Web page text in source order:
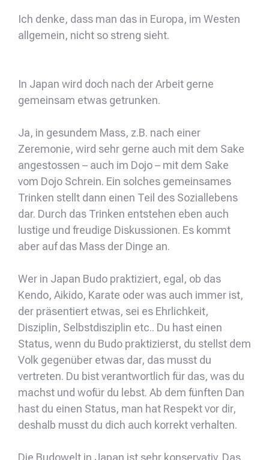
Ich denke, dass man das in Europa, im Westen
allgemein, nicht so streng sieht.
In Japan wird doch nach der Arbeit gerne
gemeinsam etwas getrunken.
Ja, in gesundem Mass, z.B. nach einer
Zeremonie, wird sehr gerne auch mit dem Sake
angestossen – auch im Dojo – mit dem Sake
vom Dojo Schrein. Ein solches gemeinsames
Trinken stellt dann einen Teil des Soziallebens
dar. Durch das Trinken entstehen eben auch
lustige und freudige Diskussionen. Es kommt
aber auf das Mass der Dinge an.
Wer in Japan Budo praktiziert, egal, ob das
Kendo, Aikido, Karate oder was auch immer ist,
der präsentiert etwas, sei es Ehrlichkeit,
Disziplin, Selbstdisziplin etc.. Du hast einen
Status, wenn du Budo praktizierst, du stellst dem
Volk gegenüber etwas dar, das musst du
vertreten. Du bist verantwortlich für das, was du
machst und wofür du lebst. Ab dem fünften Dan
hast du einen Status, man hat Respekt vor dir,
deshalb musst du dich auch korrekt verhalten.